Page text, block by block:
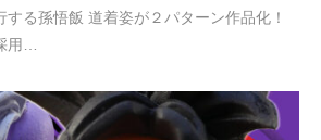
る孫悟飯 道着姿が２パターン作品化！
用…